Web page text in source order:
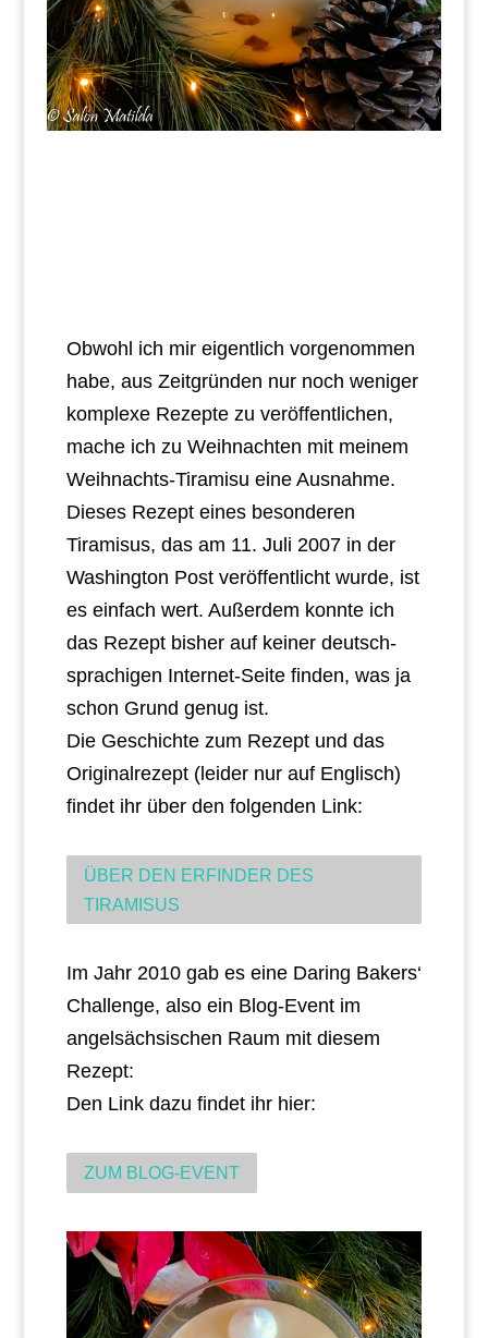
Obwohl ich mir eigentlich vorgenommen
habe, aus Zeitgründen nur noch weniger
komplexe Rezepte zu veröffentlichen,
mache ich zu Weihnachten mit meinem
Weihnachts-Tiramisu eine Ausnahme.
Dieses Rezept eines besonderen
Tiramisus, das am 11. Juli 2007 in der
Washington Post veröffentlicht wurde, ist
es einfach wert. Außerdem konnte ich
das Rezept bisher auf keiner deutsch-
sprachigen Internet-Seite finden, was ja
schon Grund genug ist.
Die Geschichte zum Rezept und das
Originalrezept (leider nur auf Englisch)
findet ihr über den folgenden Link:
ÜBER DEN ERFINDER DES
TIRAMISUS
Im Jahr 2010 gab es eine Daring Bakers‘
Challenge, also ein Blog-Event im
angelsächsischen Raum mit diesem
Rezept:
Den Link dazu findet ihr hier:
ZUM BLOG-EVENT